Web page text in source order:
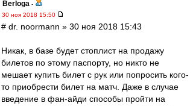
Berloga -
30 ноя 2018 15:50
# dr. noormann » 30 ноя 2018 15:43
Никак, в базе будет стоплист на продажу
билетов по этому паспорту, но никто не
мешает купить билет с рук или попросить кого-
то приобрести билет на матч. Даже в случае
введение в фан-айди способы пройти на